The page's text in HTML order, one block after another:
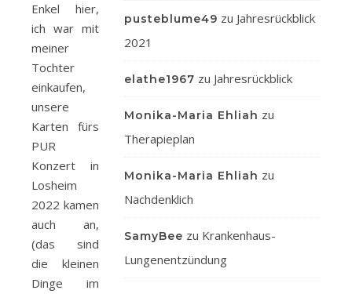
Enkel hier,
ich war mit
meiner
Tochter
einkaufen,
unsere
Karten fürs
PUR
Konzert in
Losheim
2022 kamen
auch an,
(das sind
die kleinen
Dinge im
pusteblume49 zu Jahresrückblick
2021
elathe1967 zu Jahresrückblick
Monika-Maria Ehliah zu
Therapieplan
Monika-Maria Ehliah zu
Nachdenklich
SamyBee zu Krankenhaus-
Lungenentzündung